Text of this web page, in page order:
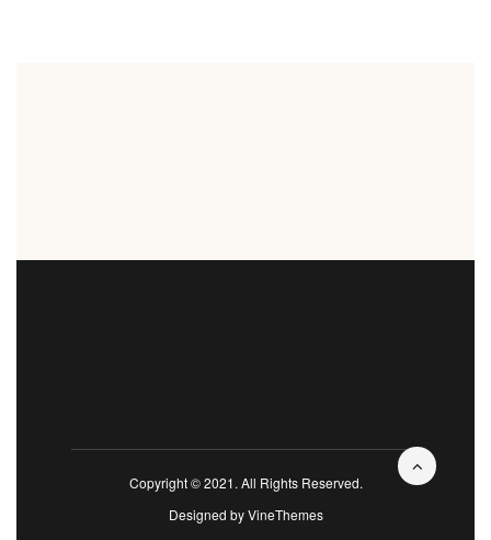
Copyright © 2021. All Rights Reserved.
Designed byVineThemes